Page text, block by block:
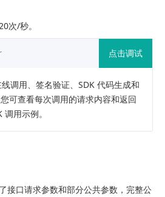
次/秒。
点击调试
调用、签名验证、SDK 代码生成和
可查看每次调用的请求内容和返回
用示例。
接口请求参数和部分公共参数，完整公